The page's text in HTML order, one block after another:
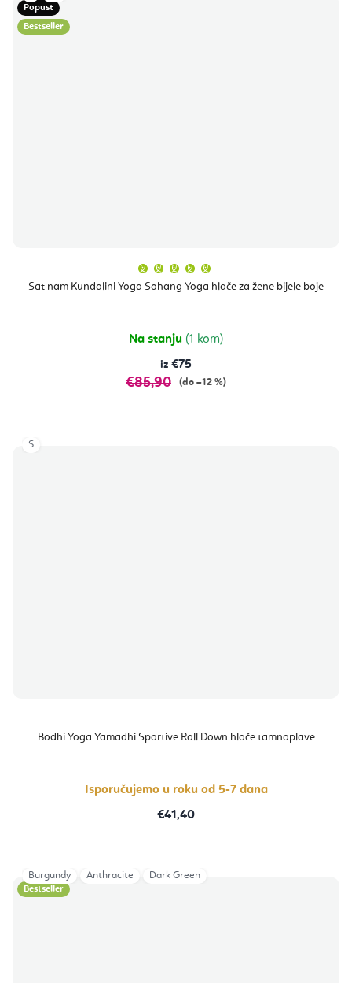
Popust
Bestseller
Sat nam Kundalini Yoga Sohang Yoga hlače za žene bijele boje
proizvoda
je
zvjezdica.
Na stanju (1 kom)
€75
€85,90 (do –12 %)
Bodhi Yoga Yamadhi Sportive Roll Down hlače tamnoplave
Isporučujemo u roku od 5-7 dana
€41,40
S
Bestseller
Burgundy Anthracite Dark Green